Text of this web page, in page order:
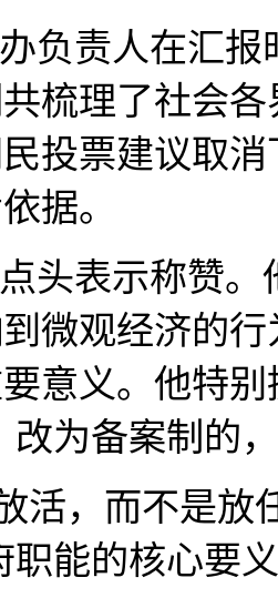
负责人在汇
梳理了社会
投票建议取
据。
头表示称赞
微观经济的
意义。他特
改为备案制的
放活，而不是
职能的核心要